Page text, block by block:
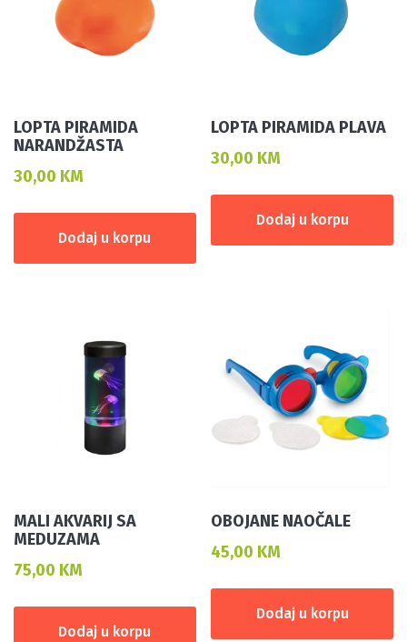
LOPTA PIRAMIDA
NARANDŽASTA
30,00 KM
Dodaj u korpu
LOPTA PIRAMIDA PLAVA
30,00 KM
Dodaj u korpu
MALI AKVARIJ SA
MEDUZAMA
75,00 KM
Dodaj u korpu
OBOJANE NAOČALE
45,00 KM
Dodaj u korpu